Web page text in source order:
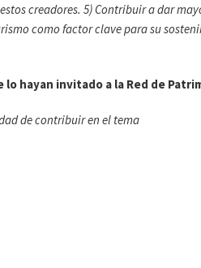
creadores. 5) Contribuir a dar
como factor clave para su
lo hayan invitado a la Red de
de contribuir en el tema